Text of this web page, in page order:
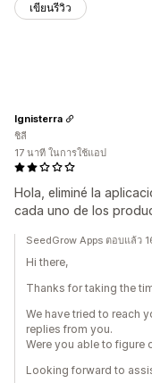
เขียนรีวิว
Hola, eliminé la
cada uno de los
Ignisterra
ชิลี
17 นาที ในการใช้แอป
SeedGrow Apps ตอบแล้ว
Hi there,
Thanks for taking the
We have tried to reach
replies from you.
Were you able to figure
Looking forward to